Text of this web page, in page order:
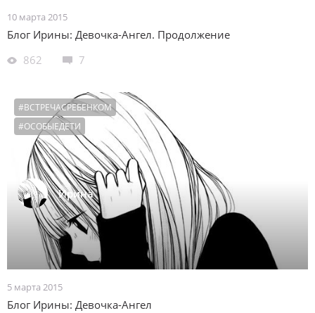
10 марта 2015
Блог Ирины: Девочка-Ангел. Продолжение
862
7
Ирина
#ВСТРЕЧАСРЕБЕНКОМ
#ОСОБЫЕДЕТИ
5 марта 2015
Блог Ирины: Девочка-Ангел